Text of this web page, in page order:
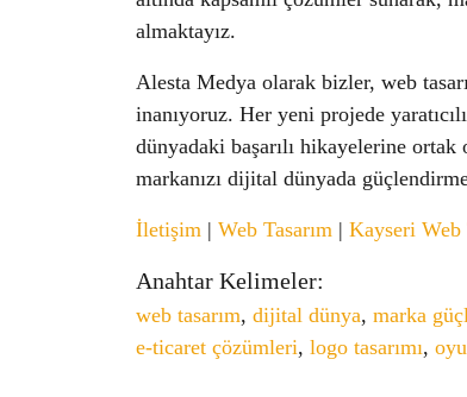
almaktayız.
Alesta Medya olarak bizler, web
inanıyoruz. Her yeni projede
dünyadaki başarılı hikayelerine
markanızı dijital dünyada
İletişim | Web Tasarım | Kayseri Web
Anahtar Kelimeler:
web tasarım, dijital dünya, marka
e-ticaret çözümleri, logo tasarımı,